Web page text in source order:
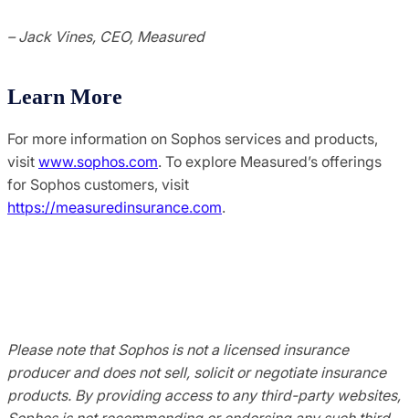
– Jack Vines, CEO, Measured
Learn More
For more information on Sophos services and products,
visit www.sophos.com. To explore Measured’s offerings
for Sophos customers, visit
https://measuredinsurance.com.
Please note that Sophos is not a licensed insurance
producer and does not sell, solicit or negotiate insurance
products. By providing access to any third-party websites,